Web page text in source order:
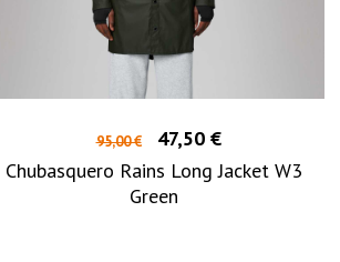
95,00 €
47,50 €
Chubasquero Rains Long Jacket W3
Green